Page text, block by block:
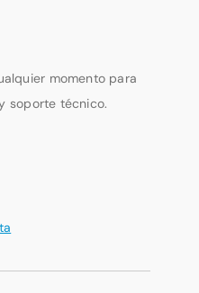
momento para
soporte técnico.